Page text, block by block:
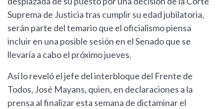
Suprema de Justicia tras cumplir su edad jubilatoria,
serán parte del temario que el oficialismo piensa
incluir en una posible sesión en el Senado que se
llevaría a cabo el próximo jueves.
Así lo reveló el jefe del interbloque del Frente de
Todos, José Mayans, quien, en declaraciones a la
prensa al finalizar esta semana de dictaminar el